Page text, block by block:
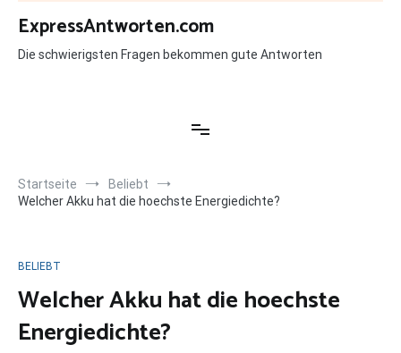
Zum
Inhalt
springen
ExpressAntworten.com
Die schwierigsten Fragen bekommen gute Antworten
Startseite
Beliebt
Welcher Akku hat die hoechste Energiedichte?
BELIEBT
Welcher Akku hat die hoechste
Energiedichte?